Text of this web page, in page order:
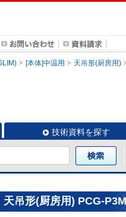
[本体]中温用 天吊形(厨房用)
技術資料を探す
吊形(厨房用) PCG-